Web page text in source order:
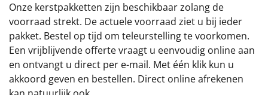
Particulier
Kerstgeschenken 2026
Relatiegeschenken
Onze kerstpakketten zijn beschikbaar zolang de
voorraad strekt. De actuele voorraad ziet u bij ieder
pakket. Bestel op tijd om teleurstelling te voorkomen.
Een vrijblijvende offerte vraagt u eenvoudig online aan
en ontvangt u direct per e-mail. Met één klik kun u
akkoord geven en bestellen. Direct online afrekenen